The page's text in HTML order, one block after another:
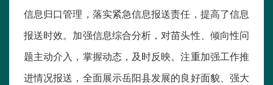
信息归口管理，落实紧急信息报送责任，提高了信息
报送时效。加强信息综合分析，对苗头性、倾向性问
题主动介入，掌握动态，及时反映。注重加强工作推
进情况报送，全面展示岳阳县发展的良好面貌、强大